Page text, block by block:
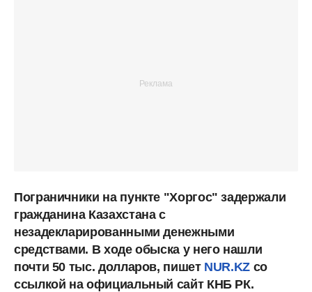
Пограничники на пункте "Хоргос" задержали
гражданина Казахстана с
незадекларированными денежными
средствами. В ходе обыска у него нашли
почти 50 тыс. долларов, пишет NUR.KZ со
ссылкой на официальный сайт КНБ РК.